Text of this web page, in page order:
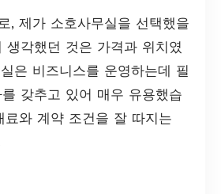
, 제가 소호사무실을 선택했을
생각했던 것은 가격과 위치였
은 비즈니스를 운영하는데 필
갖추고 있어 매우 유용했습
료와 계약 조건을 잘 따지는